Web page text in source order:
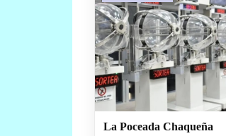
La Poceada Chaqueña